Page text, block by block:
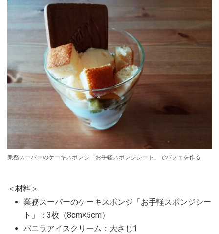
業務スーパーのケーキスポンジ「お手軽スポンジシート」でパフェを作る
＜材料＞
業務スーパーのケーキスポンジ「お手軽スポンジシー
ト」：3枚（8cm×5cm）
バニラアイスクリーム：大さじ1